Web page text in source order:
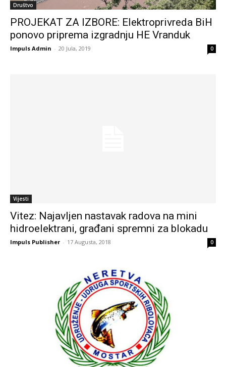
Društvo
PROJEKAT ZA IZBORE: Elektroprivreda BiH
ponovo priprema izgradnju HE Vranduk
Impuls Admin - 20 Jula, 2019 0
Vijesti
Vitez: Najavljen nastavak radova na mini
hidroelektrani, građani spremni za blokadu
Impuls Publisher - 17 Augusta, 2018 0